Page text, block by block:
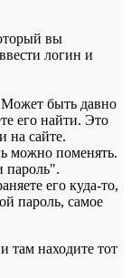
вы
логин и
быть давно
его найти. Это
на сайте.
можно поменять.
пароль".
его куда-то,
пароль, самое
там находите тот